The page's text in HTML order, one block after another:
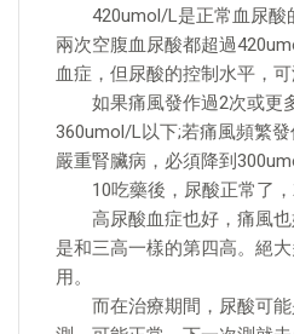
420umol/L是正常血尿酸
兩次空腹血尿酸都超過
血症，但尿酸的控制水平，可
如果痛風發作過2次或更
360umol/L以下;若痛風頻繁
嚴重腎臟病，必須降到
10吃藥後，尿酸正常了，
高尿酸血症也好，痛風也
是和三高一樣的第四高。絕
用。
而在治療期間，尿酸可能